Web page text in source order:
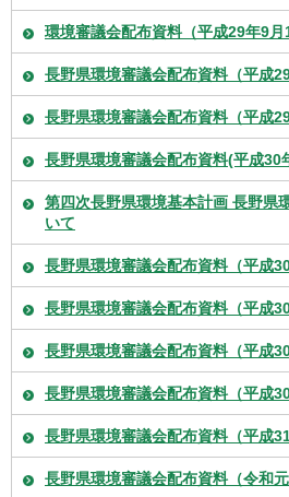
環境審議会配布資料（平成29年9月
長野県環境審議会配布資料（平成
長野県環境審議会配布資料（平成
長野県環境審議会配布資料(平成30
第四次長野県環境基本計画 長野県
いて
長野県環境審議会配布資料（平成
長野県環境審議会配布資料（平成
長野県環境審議会配布資料（平成
長野県環境審議会配布資料（平成
長野県環境審議会配布資料（平成
長野県環境審議会配布資料（令和